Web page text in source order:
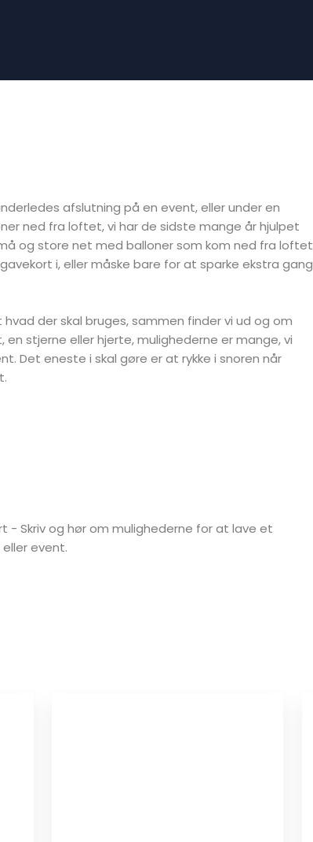
afslutning på en event, eller under en
ned fra loftet, vi har de sidste mange år hjulpet
og store net med balloner som kom ned fra loftet
i, eller måske bare for at sparke ekstra gang
der skal bruges, sammen finder vi ud og om
stjerne eller hjerte, mulighederne er mange, vi
Det eneste i skal gøre er at rykke i snoren når
- Skriv og hør om mulighederne for at lave et
event.​